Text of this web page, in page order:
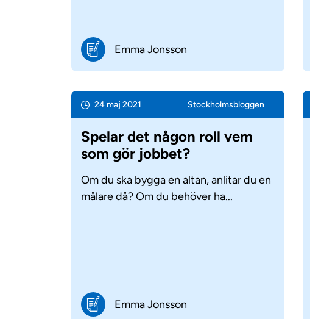
Emma Jonsson
24 maj 2021 Stockholms­bloggen
Spelar det någon roll vem
som gör jobbet?
Om du ska bygga en altan, anlitar du en
målare då? Om du behöver ha...
Emma Jonsson